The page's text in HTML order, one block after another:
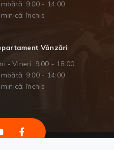
9:00 - 14:00
închis
Vânzări
- Vineri: 9:00 - 18:00
9:00 - 14:00
închis